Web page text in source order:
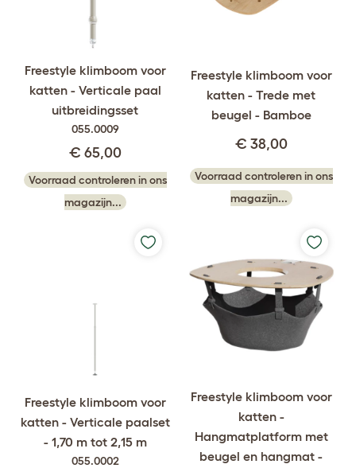
Freestyle klimboom voor
katten - Verticale paal
uitbreidingsset
055.0009
€ 65,00
Voorraad controleren in ons
magazijn...
Freestyle klimboom voor
katten - Trede met
beugel - Bamboe
€ 38,00
Voorraad controleren in ons
magazijn...
Freestyle klimboom voor
katten - Verticale paalset
- 1,70 m tot 2,15 m
055.0002
Freestyle klimboom voor
katten -
Hangmatplatform met
beugel en hangmat -